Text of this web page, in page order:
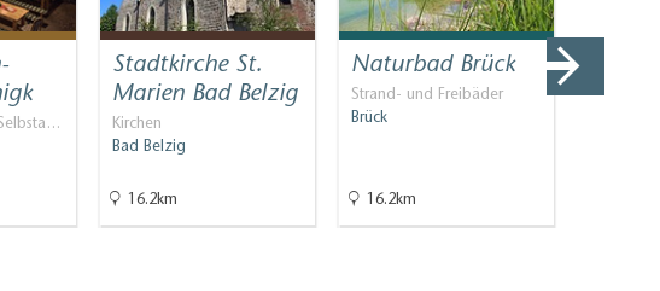
Stadtkirche St.
Marien Bad Belzig
Kirchen
Bad Belzig
16.2km
Naturbad Brück
Strand- und Freibäder
Brück
16.2km